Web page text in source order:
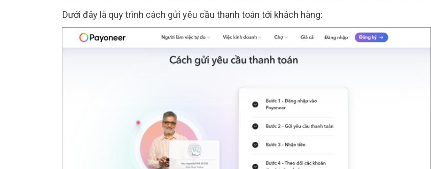
Dưới đây là quy trình cách gửi yêu cầu thanh toán tới khách hàng: